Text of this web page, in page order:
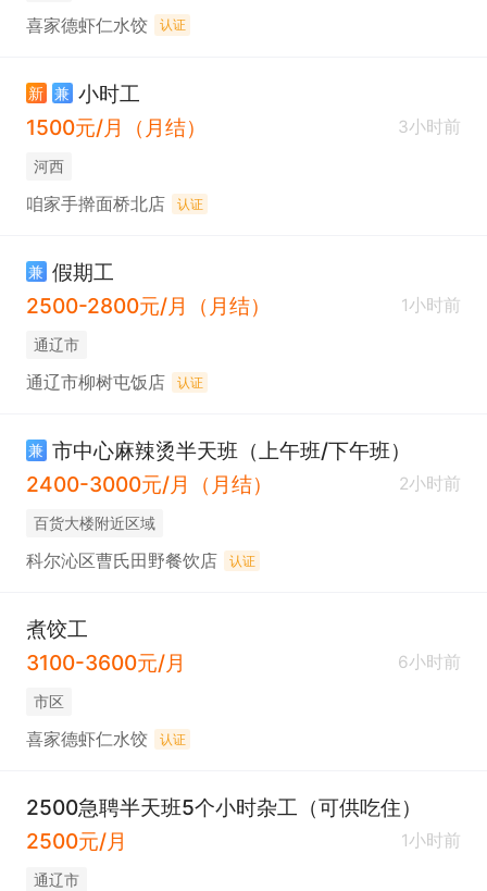
喜家德虾仁水饺 认证
新 兼 小时工
1500元/月（月结）
3小时前
河西
咱家手擀面桥北店 认证
兼 假期工
2500-2800元/月（月结）
1小时前
通辽市
通辽市柳树屯饭店 认证
兼 市中心麻辣烫半天班（上午班/下午班）
2400-3000元/月（月结）
2小时前
百货大楼附近区域
科尔沁区曹氏田野餐饮店 认证
煮饺工
3100-3600元/月
6小时前
市区
喜家德虾仁水饺 认证
2500急聘半天班5个小时杂工（可供吃住）
2500元/月
1小时前
通辽市